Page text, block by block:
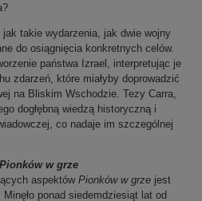
takie wydarzenia, jak dwie wojny
do osiągnięcia konkretnych celów.
państwa Izrael, interpretując je
zdarzeń, które miałyby doprowadzić
na Bliskim Wschodzie. Tezy Carra,
dogłębną wiedzą historyczną i
co nadaje im szczególnej
Pionków w grze
aspektów Pionków w grze jest
ponad siedemdziesiąt lat od